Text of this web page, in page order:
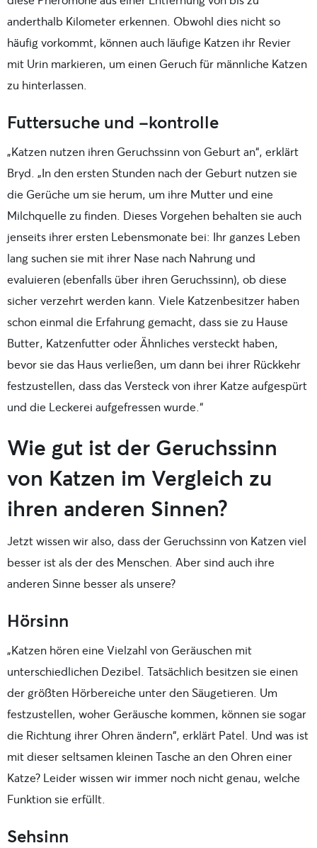
anderthalb Kilometer erkennen. Obwohl dies nicht so
häufig vorkommt, können auch läufige Katzen ihr Revier
mit Urin markieren, um einen Geruch für männliche Katzen
zu hinterlassen.
Futtersuche und -kontrolle
„Katzen nutzen ihren Geruchssinn von Geburt an“, erklärt
Bryd. „In den ersten Stunden nach der Geburt nutzen sie
die Gerüche um sie herum, um ihre Mutter und eine
Milchquelle zu finden. Dieses Vorgehen behalten sie auch
jenseits ihrer ersten Lebensmonate bei: Ihr ganzes Leben
lang suchen sie mit ihrer Nase nach Nahrung und
evaluieren (ebenfalls über ihren Geruchssinn), ob diese
sicher verzehrt werden kann. Viele Katzenbesitzer haben
schon einmal die Erfahrung gemacht, dass sie zu Hause
Butter, Katzenfutter oder Ähnliches versteckt haben,
bevor sie das Haus verließen, um dann bei ihrer Rückkehr
festzustellen, dass das Versteck von ihrer Katze aufgespürt
und die Leckerei aufgefressen wurde.“
Wie gut ist der Geruchssinn
von Katzen im Vergleich zu
ihren anderen Sinnen?
Jetzt wissen wir also, dass der Geruchssinn von Katzen viel
besser ist als der des Menschen. Aber sind auch ihre
anderen Sinne besser als unsere?
Hörsinn
„Katzen hören eine Vielzahl von Geräuschen mit
unterschiedlichen Dezibel. Tatsächlich besitzen sie einen
der größten Hörbereiche unter den Säugetieren. Um
festzustellen, woher Geräusche kommen, können sie sogar
die Richtung ihrer Ohren ändern“, erklärt Patel. Und was ist
mit dieser seltsamen kleinen Tasche an den Ohren einer
Katze? Leider wissen wir immer noch nicht genau, welche
Funktion sie erfüllt.
Sehsinn